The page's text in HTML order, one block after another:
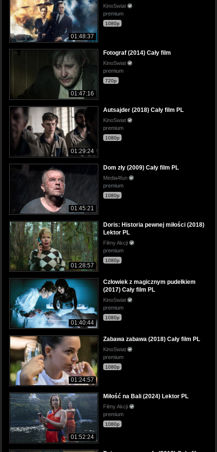
01:48:37
KinoSwiat
premium
1080p
01:47:16
Fotograf (2014) Cały film
KinoSwiat
premium
720p
01:29:24
Autsajder (2018) Cały film PL
KinoSwiat
premium
1080p
01:45:21
Dom zły (2009) Cały film PL
Media4fun
premium
1080p
01:28:57
Doris: Historia pewnej miłości (2018)
Lektor PL
Filmy Akcji
premium
1080p
01:40:44
Człowiek z magicznym pudełkiem
(2017) Cały film PL
KinoSwiat
premium
1080p
01:24:57
Zabawa zabawa (2018) Cały film PL
KinoSwiat
premium
1080p
01:52:24
Miłość na Bali (2024) Lektor PL
Filmy Akcji
premium
1080p